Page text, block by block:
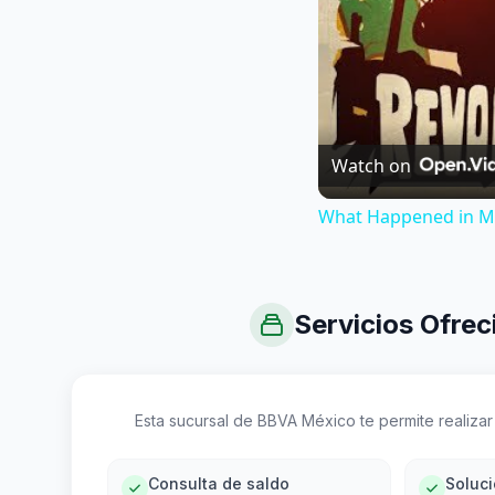
Watch on
What Happened in
Servicios
Esta sucursal de BBVA México te permite
Consulta de saldo